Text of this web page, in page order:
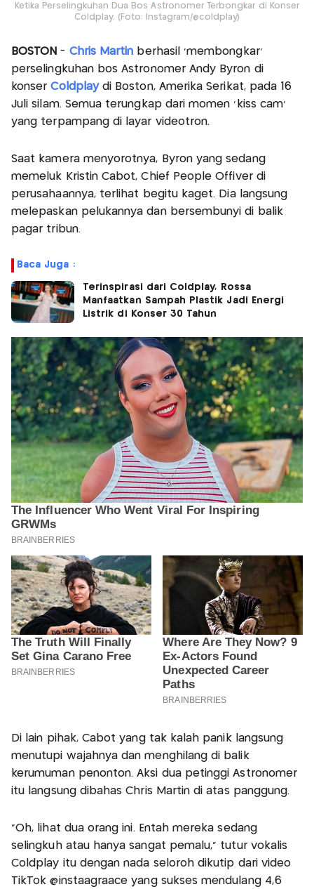
Ketika Perselingkuhan Dua Bos Astronomer Terbongkar di Konser
Coldplay. (Foto: Instagram/@coldplay)
BOSTON- Chris Martin berhasil ‘membongkar’
perselingkuhan bos Astronomer Andy Byron di
konserColdplaydi Boston, Amerika Serikat, pada 16
Juli silam. Semua terungkap dari momen ‘kiss cam’
yang terpampang di layar videotron.
Saat kamera menyorotnya, Byron yang sedang
memeluk Kristin Cabot, Chief People Offiver di
perusahaannya, terlihat begitu kaget. Dia langsung
melepaskan pelukannya dan bersembunyi di balik
pagar tribun.
Baca Juga :
Terinspirasi dari Coldplay, Rossa
Manfaatkan Sampah Plastik Jadi Energi
Listrik di Konser 30 Tahun
Di lain pihak, Cabot yang tak kalah panik langsung
menutupi wajahnya dan menghilang di balik
kerumuman penonton. Aksi dua petinggi Astronomer
itu langsung dibahas Chris Martin di atas panggung.
“Oh, lihat dua orang ini. Entah mereka sedang
selingkuh atau hanya sangat pemalu,” tutur vokalis
Coldplay itu dengan nada seloroh dikutip dari video
TikTok @instaagraace yang sukses mendulang 4,6